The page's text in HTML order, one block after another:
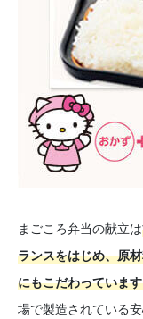
まごころ弁当の献立は
ランスをはじめ、原
にもこだわっていま
場で製造されている